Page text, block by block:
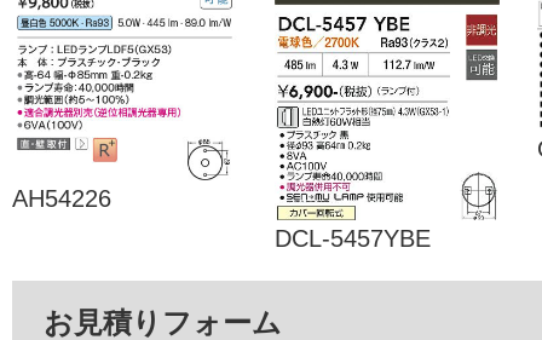
AH54226
DCL-5457YBE
お見積りフォーム